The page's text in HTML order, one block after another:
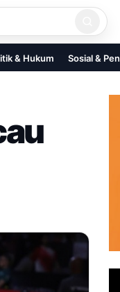
& Hukum Sosial &